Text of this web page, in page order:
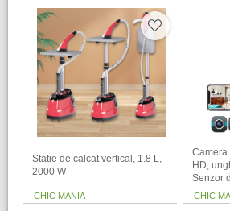
Statie de calcat vertical, 1.8 L,
2000 W
CHIC MANIA
Camera
HD,
Senzor
CHIC